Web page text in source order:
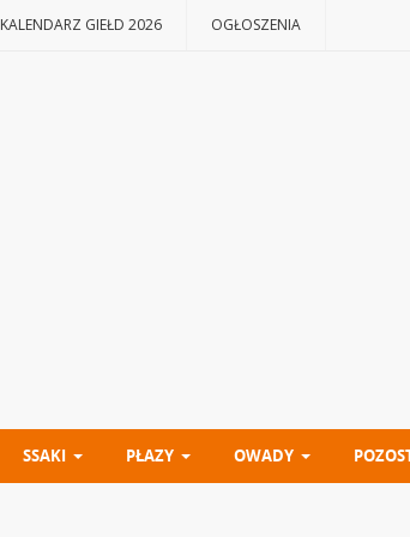
KALENDARZ GIEŁD 2026 OGŁOSZENIA
SSAKI PŁAZY OWADY